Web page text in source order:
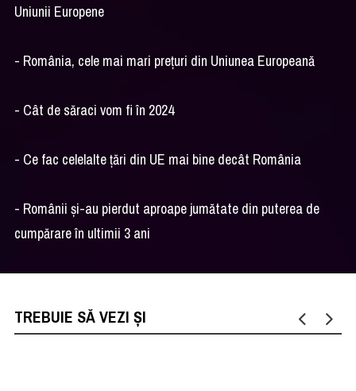
Uniunii Europene
- România, cele mai mari prețuri din Uniunea Europeană
- Cât de săraci vom fi în 2024
- Ce fac celelalte țări din UE mai bine decât România
- Românii și-au pierdut aproape jumătate din puterea de
cumpărare în ultimii 3 ani
TREBUIE SĂ VEZI ȘI